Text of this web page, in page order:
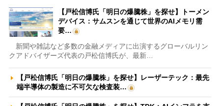
【戸松信博氏「明日の爆騰株」を探せ】トーメン
デバイス：サムスンを通じて世界のAIメモリ需
要…
新聞や雑誌など多数の金融メディアに出演するグローバルリン
クアドバイザーズ代表の戸松信博氏が、最新…
【戸松信博氏「明日の爆騰株」を探せ】レーザーテック：最先
端半導体の製造に不可欠な検査装…